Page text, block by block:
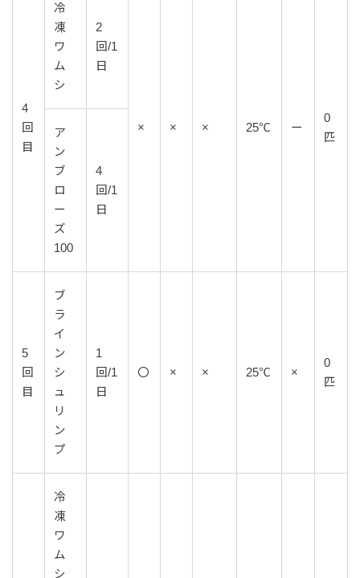
4
回
目
冷
凍
ワ
ム
シ
2
回/1
日
× × × 25℃ ー
0
匹
ア
ン
ブ
ロ
ー
ズ
100
4
回/1
日
5
回
目
ブ
ラ
イ
ン
シ
ュ
リ
ン
プ
1
回/1
日
〇 × × 25℃ ×
0
匹
冷
凍
ワ
ム
シ